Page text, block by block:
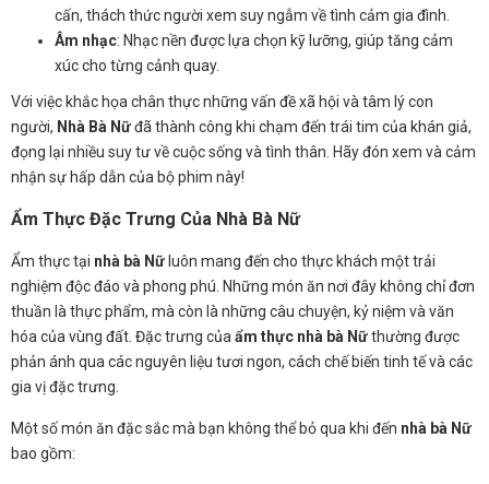
cấn, thách thức người xem suy ngẫm về tình cảm gia đình.
Âm nhạc: Nhạc nền được lựa chọn kỹ lưỡng, giúp tăng cảm
xúc cho từng cảnh quay.
Với việc khắc họa chân thực những vấn đề xã hội và tâm lý con
người, Nhà Bà Nữđã thành công khi chạm đến trái tim của khán giả,
đọng lại nhiều suy tư về cuộc sống và tình thân. Hãy đón xem và cảm
nhận sự hấp dẫn của bộ phim này!
Ẩm Thực Đặc Trưng Của Nhà Bà Nữ
Ẩm thực tại nhà bà Nữ luôn mang đến cho thực khách một trải
nghiệm độc đáo và phong phú. Những món ăn nơi đây không chỉ đơn
thuần là thực phẩm, mà còn là những câu chuyện, kỷ niệm và văn
hóa của vùng đất. Đặc trưng của ẩm thực nhà bà Nữthường được
phản ánh qua các nguyên liệu tươi ngon, cách chế biến tinh tế và các
gia vị đặc trưng.
Một số món ăn đặc sắc mà bạn không thể bỏ qua khi đến nhà bà Nữ
bao gồm: